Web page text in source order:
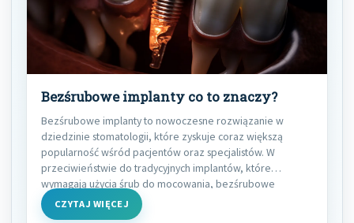
Bezśrubowe implanty co to znaczy?
Bezśrubowe implanty to nowoczesne rozwiązanie w
dziedzinie stomatologii, które zyskuje coraz większą
popularność wśród pacjentów oraz specjalistów. W
przeciwieństwie do tradycyjnych implantów, które
wymagają użycia śrub do mocowania, bezśrubowe
implanty
CZYTAJ WIĘCEJ